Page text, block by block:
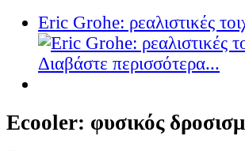
Eric Grohe: ρεαλιστικές
Διαβάστε περισσότερα...
Ecooler: φυσικός